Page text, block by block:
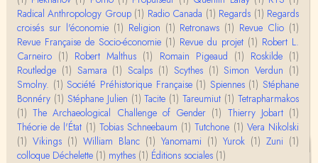
Anonymous
Merci pour votre conférence au collège de France
sur les femmes préhistoriques et la chasse, très c
l…
Anonymous
Bonjour,Merci pour l'article.Vous dîtes : "Pourquoi,
en tant qu’êtres humains, devrions-nou…
Christophe Darmangeat
Envoyez moi un mail : cdarmangeat@gmail.com
Radical Anthropology Group (1) Radio Canada (1) Regards (1) Regards
croisés sur l'économie (1) Religion (1) Retronaws (1) Revue Clio (1)
Revue Française de Socio-économie (1) Revue du projet (1) Robert L.
Carneiro (1) Robert Malthus (1) Romain Pigeaud (1) Roskilde (1)
Routledge (1) Samara (1) Scalps (1) Scythes (1) Simon Verdun (1)
Smolny. (1) Société Préhistorique Française (1) Spiennes (1) Stéphane
Bonnéry (1) Stéphane Julien (1) Tacite (1) Tareumiut (1) Tetrapharmakos
(1) The Archaeological Challenge of Gender (1) Thierry Jobart (1)
Théorie de l'État (1) Tobias Schneebaum (1) Tutchone (1) Vera Nikolski
(1) Vikings (1) William Blanc (1) Yanomami (1) Yurok (1) Zuni (1)
colloque Déchelette (1) mythes (1) Éditions sociales (1)